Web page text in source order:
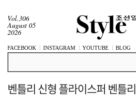
Vol.306
August 05
2026
FACEBOOK INSTAGRAM YOUTUBE BLOG
벤틀리 신형 플라이스퍼 벤틀리